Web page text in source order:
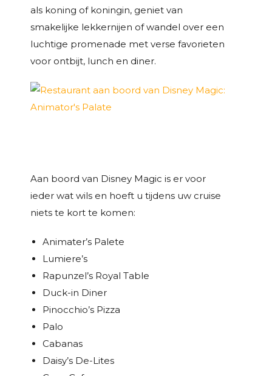
als koning of koningin, geniet van
smakelijke lekkernijen of wandel over een
luchtige promenade met verse favorieten
voor ontbijt, lunch en diner.
Aan boord van Disney Magic is er voor
ieder wat wils en hoeft u tijdens uw cruise
niets te kort te komen:
Animater’s Palete
Lumiere’s
Rapunzel’s Royal Table
Duck-in Diner
Pinocchio’s Pizza
Palo
Cabanas
Daisy’s De-Lites